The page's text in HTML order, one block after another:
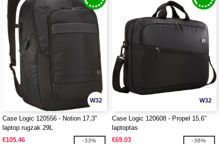
W32
Case Logic 120556 - Notion 17,3"
laptop rugzak 29L
€105.46
-33%
W32
Case Logic 120608 - Propel 15,6"
laptoptas
€69.03
-38%